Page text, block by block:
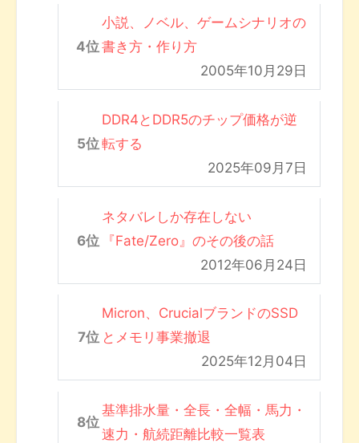
小説、ノベル、ゲームシナリオの
書き方・作り方
2005年10月29日
DDR4とDDR5のチップ価格が逆
転する
2025年09月7日
ネタバレしか存在しない
『Fate/Zero』のその後の話
2012年06月24日
Micron、CrucialブランドのSSD
とメモリ事業撤退
2025年12月04日
基準排水量・全長・全幅・馬力・
速力・航続距離比較一覧表